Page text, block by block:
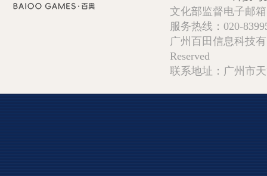
文化部监督电子邮
服务热线：020-
广州百田信息科技
Reserved
联系地址：广州市